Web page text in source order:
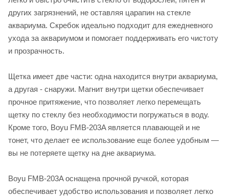
других загрязнений, не оставляя царапин на стекле
аквариума. Скребок идеально подходит для ежедневного
ухода за аквариумом и помогает поддерживать его чистоту
и прозрачность.
Щетка имеет две части: одна находится внутри аквариума,
а другая - снаружи. Магнит внутри щетки обеспечивает
прочное притяжение, что позволяет легко перемещать
щетку по стеклу без необходимости погружаться в воду.
Кроме того, Boyu FMB-203A является плавающей и не
тонет, что делает ее использование еще более удобным —
вы не потеряете щетку на дне аквариума.
Boyu FMB-203A оснащена прочной ручкой, которая
обеспечивает удобство использования и позволяет легко